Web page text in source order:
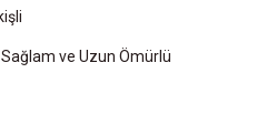
ve Uzun Ömürlü